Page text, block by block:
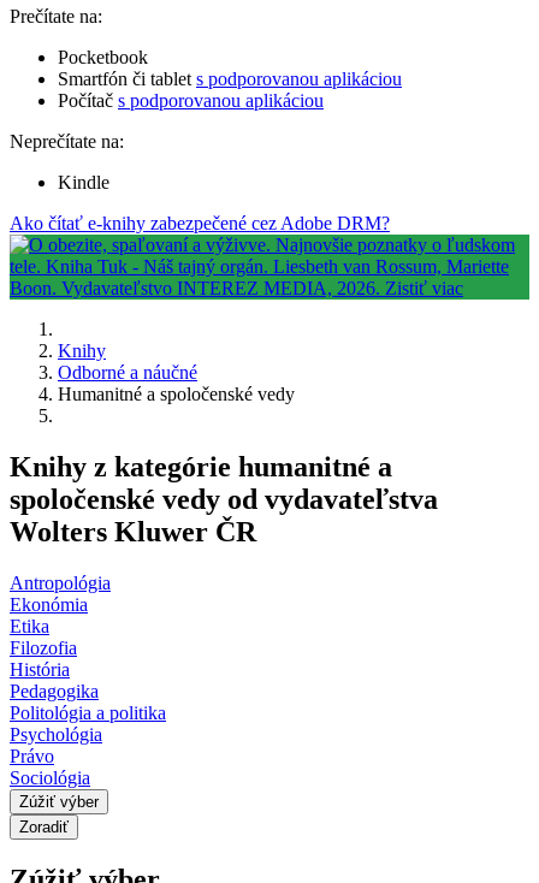
Prečítate na:
Pocketbook
Smartfón či tablet s podporovanou aplikáciou
Počítač s podporovanou aplikáciou
Neprečítate na:
Kindle
Ako čítať e-knihy zabezpečené cez Adobe DRM?
Knihy
Odborné a náučné
Humanitné a spoločenské vedy
Knihy z kategórie humanitné a
spoločenské vedy od vydavateľstva
Wolters Kluwer ČR
Antropológia
Ekonómia
Etika
Filozofia
História
Pedagogika
Politológia a politika
Psychológia
Právo
Sociológia
Zúžiť výber
Zoradiť